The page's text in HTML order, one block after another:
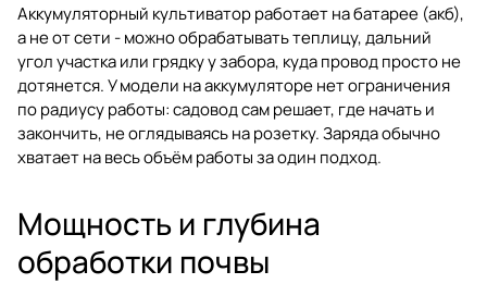
Аккумуляторный культиватор работает на батарее (акб),
а не от сети - можно обрабатывать теплицу, дальний
угол участка или грядку у забора, куда провод просто не
дотянется. У модели на аккумуляторе нет ограничения
по радиусу работы: садовод сам решает, где начать и
закончить, не оглядываясь на розетку. Заряда обычно
хватает на весь объём работы за один подход.
Мощность и глубина
обработки почвы